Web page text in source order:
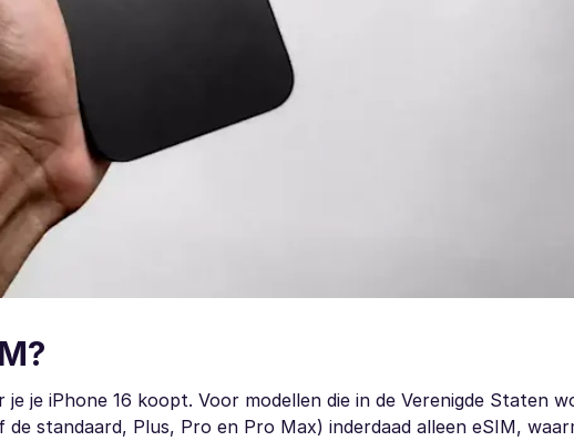
je iPhone 16 koopt. Voor modellen die in de Verenigde Staten
standaard, Plus, Pro en Pro Max) inderdaad alleen eSIM,